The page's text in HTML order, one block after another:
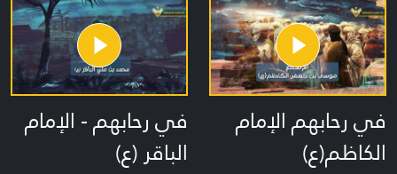
في رحابهم الإمام
الكاظم(ع)
في رحابهم - الإمام
الباقر (ع)